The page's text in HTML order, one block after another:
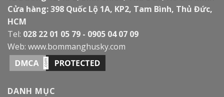
Cửa hàng: 398 Quốc Lộ 1A, KP2, Tam Bình, Thủ Đức,
HCM
Tel: 028 22 01 05 79 - 0905 04 07 09
Web: www.bommanghusky.com
DANH MỤC